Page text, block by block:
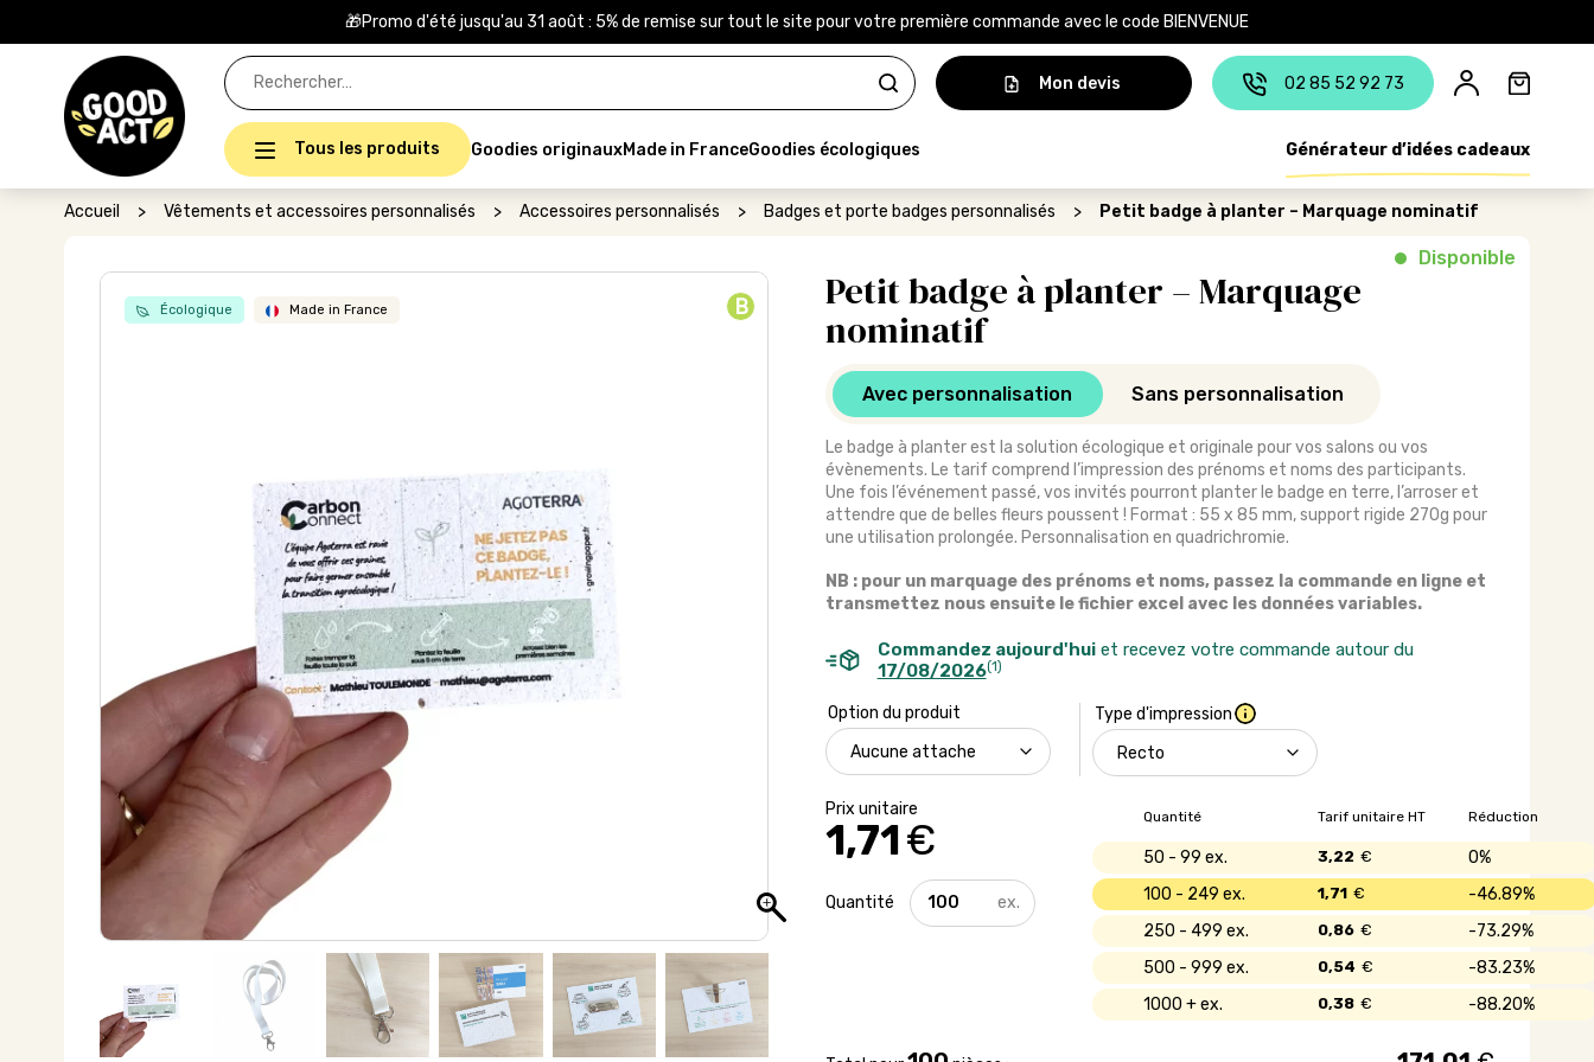
🎁Promo d'été jusqu'au 31 août : 5% de remise sur tout le site pour votre première commande avec le code BIENVENUE
Rechercher :
Mon devis
02 85 52 92 73
Tous les produits Goodies originauxMade in FranceGoodies écologiques Générateur d’idées cadeaux
Accueil > Vêtements et accessoires personnalisés > Accessoires personnalisés > Badges et porte badges personnalisés > Petit badge à planter – Marquage nominatif
Écologique Made in France B
Petit badge à planter – Marquage
nominatif
Disponible
Avec personnalisation Sans personnalisation
Le badge à planter est la solution écologique et originale pour vos salons ou vos
évènements. Le tarif comprend l’impression des prénoms et noms des participants.
Une fois l’événement passé, vos invités pourront planter le badge en terre, l’arroser et
attendre que de belles fleurs poussent ! Format : 55 x 85 mm, support rigide 270g pour
une utilisation prolongée. Personnalisation en quadrichromie.
NB : pour un marquage des prénoms et noms, passez la commande en ligne et
transmettez nous ensuite le fichier excel avec les données variables.
Commandez aujourd'huiet recevez votre commande autour du
17/08/2026(1)
Option du produit Type d'impression
1,71€
quantité
de
Quantité Réduction
Tarif unitaire HT
50 - 99 0%
3,22 €
100 - 249 46.89%
1,71 €
250 - 499 73.29%
0,86 €
500 - 999 83.23%
0,54 €
1000 + 88.20%
0,38 €